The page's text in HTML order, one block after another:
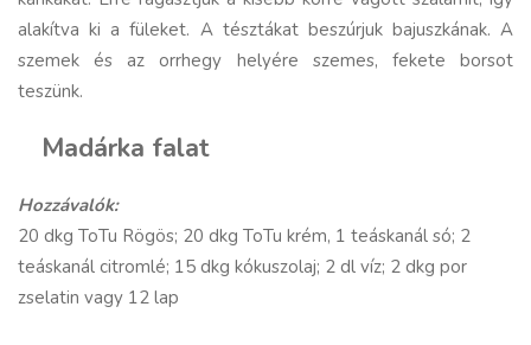
alakítva ki a füleket. A tésztákat beszúrjuk bajuszkának. A
szemek és az orrhegy helyére szemes, fekete borsot
teszünk.
Madárka falat
Hozzávalók:
20 dkg ToTu Rögös; 20 dkg ToTu krém, 1 teáskanál só; 2
teáskanál citromlé; 15 dkg kókuszolaj; 2 dl víz; 2 dkg por
zselatin vagy 12 lap